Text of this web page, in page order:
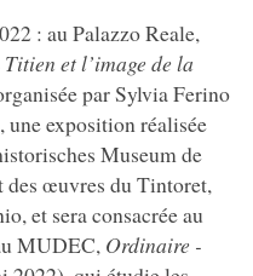
: au Palazzo Reale,
Titien et l’image de la
par Sylvia Ferino
exposition réalisée
Museum de
des œuvres du Tintoret,
et sera consacrée au
MUDEC, Ordinaire -